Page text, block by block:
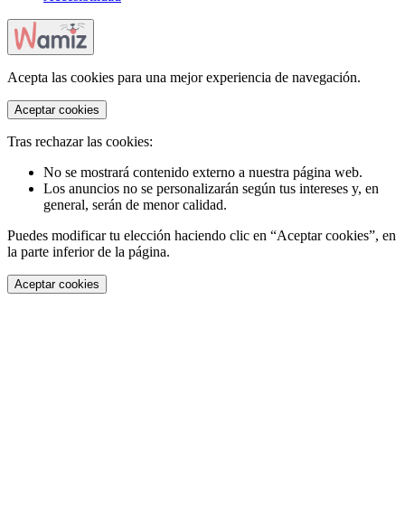
Acepta las cookies para una mejor experiencia de navegación.
Aceptar cookies
Tras rechazar las cookies:
No se mostrará contenido externo a nuestra página web.
Los anuncios no se personalizarán según tus intereses y, en
general, serán de menor calidad.
Puedes modificar tu elección haciendo clic en “Aceptar cookies”, en
la parte inferior de la página.
Aceptar cookies